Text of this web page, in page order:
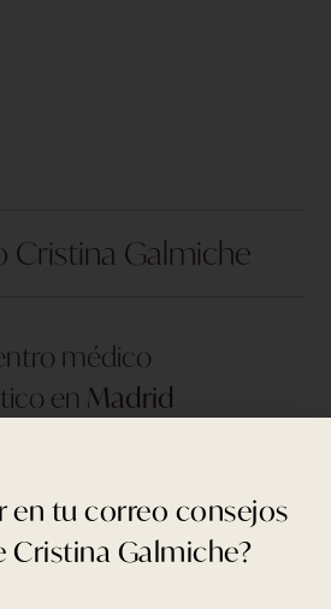
Cristina Galmiche
médico
en Madrid
- Madrid
915 040 762
en tu correo consejos
Cristina Galmiche?